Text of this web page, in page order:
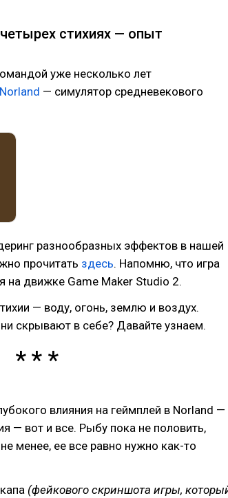
стихиях — опыт
уже несколько лет
Norland — симулятор средневекового
разнообразных эффектов в нашей
прочитать здесь. Напомню, что игра
на движке Game Maker Studio 2.
— воду, огонь, землю и воздух.
скрывают в себе? Давайте узнаем.
влияния на геймплей в Norland —
— вот и все. Рыбу пока не половить,
менее, ее все равно нужно как-то
(фейкового скриншота игры,